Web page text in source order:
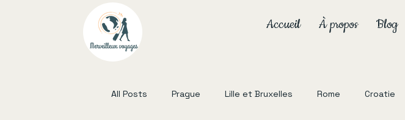
Accueil À propos Blog
All Posts Prague Lille et Bruxelles Rome Croatie